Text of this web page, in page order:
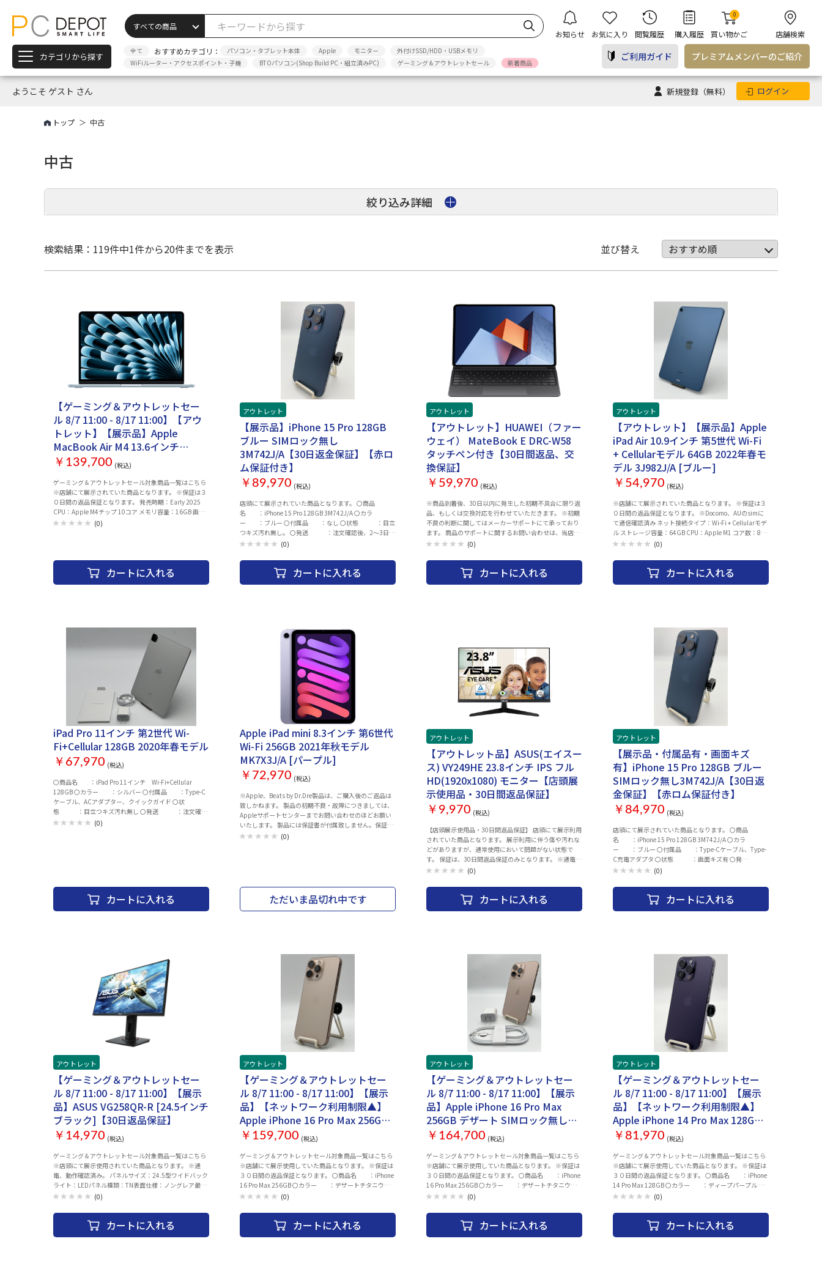
お知らせ お気に入り 閲覧履歴 購入履歴 買い物かご
0
店舗検索
カテゴリから探す 全て おすすめカテゴリ： パソコン・タブレット本体 Apple モニター
外付けSSD/HDD・USBメモリ
WiFiルーター・アクセスポイント・子機
BTOパソコン(Shop Build PC・組立済みPC) ゲーミング＆アウトレットセール 新着商品
ご利用ガイド プレミアム メンバーのご紹介
ようこそ ゲスト さん 新規登録 （無料） ログイン
トップ 中古
中古
絞り込み詳細
検索結果：119件中1件から20件までを表示 並び替え
【ゲーミング＆アウトレットセー
ル 8/7 11:00 - 8/17 11:00】【アウ
トレット】【展示品】Apple
MacBook Air M4 13.6インチ
Liquid Retinaディスプレイ
MC6T4J/A [スカイブルー]
￥139,700 (税込)
ゲーミング＆アウトレットセール対象商品一覧はこちら
※店舗にて展示されていた商品となります。 ※保証は３
０日間の返品保証となります。 発売時期：Early 2025
CPU：Apple M4チップ 10コア メモリ容量：16GB 画面
サイズ：13.6 インチ 解像度：2560x1664 ディスプレ
Thunderbolt4/USB4 Type-C x2 MagSafe 3 その他：Web
カメラ Touch ID 無線LAN：IEEE802.11a/b/g/n/ac/ax
Bluetooth：Bluetooth 5.3 幅x高さx奥行：
(0)
カートに入れる
アウトレット
【展示品】iPhone 15 Pro 128GB
ブルー SIMロック無し
3M742J/A【30日返金保証】【赤ロ
ム保証付き】
￥89,970 (税込)
店頭にて展示されていた商品となります。 〇商品
名 ：iPhone 15 Pro 128GB 3M742J/A 〇カラ
ー ：ブルー 〇付属品 ：なし 〇状態 ：目立
つキズ汚れ無し。 〇発送 ：注文確認後、2～3日以
内に発送 〇バッテリー：最大容量 90％以上(2026年7月
ロックなし 〇保証 ：1_ご注文と異なる商品が届い
た場合、または商品に 欠陥がある場合の
み商品到着から30日以内にご連絡 頂いた
ンチェック ・WI-FI、Bluetooth ・スピーカー ・カ
メラ（外部、インカメラ、FaceID） ・液晶、タッチ操
作 ・OSアップデート（ios26以上） ・電源、ボリュ
ーム、サイレントスイッチ ・初期化してお渡しいたしま
す。 ・ご利用の際は、充電を行ってからご利用くださ
い。お届け時のバッテリー残量に関しては保証致しかね
ます。 ・中古商品になりますので目立たないキズ等ござ
います予めご了承ください。 ・商品の特性上、商品個々
の状態（キズの程度、OSバージョン等）がありますが、
状態の確認のお問い合わせはお断りさせて頂いておりま
す。 ・こちらの商品につきましてはご購入後お客様ご都
合によりますご返品は一切お受けできませんので、ご購
入の際には必ずご希望の商品かどうかの確認をお願い致
します。 ・併売品につき、売り切れの際はご容赦くださ
い。 ・３０日間初期不具合保証、赤ロム保証を使用する
際は 納品書が必要となりますので大切に保管をお願い
(0)
カートに入れる
アウトレット
【アウトレット】HUAWEI（ファー
ウェイ） MateBook E DRC-W58
タッチペン付き【30日間返品、交
換保証】
￥59,970 (税込)
※商品到着後、30日以内に発生した初期不具合に限り返
品、もしくは交換対応を行わせていただきます。 ※初期
不良の判断に関してはメーカーサポートにて承っており
ます。 商品のサポートに関するお問い合わせは、当店か
らの納品書をご用意いただき、 下記サポートにご連絡く
営業時間：9:00-18:00 ※メーカー指定休業日および祝日
ご了承ください。 ※代金引換払いでのご注文は承ってお
プ：INTEL IRIS XE OS：Windows 11 Home Office詳細：
なし 駆動時間：15時間 インターフェース：
Thunderbolt4 Type-C、 その他：Webカメラ
Bluetooth5.1 生体認証：指紋認証 無線LAN：Wi-Fi 6
(11ax) 重量：約709g 幅x高さx奥行：286.5x7.99x184.7
mm カラー：ネビュラグレー
(0)
カートに入れる
アウトレット
【アウトレット】【展示品】Apple
iPad Air 10.9インチ 第5世代 Wi-Fi
+ Cellularモデル 64GB 2022年春モ
デル 3J982J/A [ブルー]
￥54,970 (税込)
※店舗にて展示されていた商品となります。 ※保証は３
０日間の返品保証となります。 ※Docomo、AUのsimに
て通信確認済み ネット接続タイプ：Wi-Fi + Cellularモデ
ル ストレージ容量：64GB CPU：Apple M1 コア数：8コ
ア 本体インターフェイス：USB Type-C 生体認証：指紋
間 ビデオ再生:10時間 センサー：加速度センサー 3軸ジ
ャイロ 環境光センサー デジタルコンパス 気圧計 画面サ
イズ：10.9 インチ 画面種類：Liquid Retinaディスプレ
1200 万画素 フルHD動画撮影：○ マイク：○ Dolby
Atmos：○ 重量：461g 幅x高さx奥行：178.5x6.1x247.6
(0)
カートに入れる
iPad Pro 11インチ 第2世代 Wi-
Fi+Cellular 128GB 2020年春モデル
￥67,970 (税込)
〇商品名 ：iPad Pro 11インチ Wi-Fi+Cellular
128GB 〇カラー ：シルバー 〇付属品 ：Type-C
ケーブル、ACアダプター、クイックガイド 〇状
態 ：目立つキズ汚れ無し 〇発送 ：注文確認
後、2～3営業日以内に発送 〇その他 ：バッテリー最
補足 ・以下の動作チェック済みとなります。 ※動作確認
項目 ・電源・アクティベーションチェック ・WI-
FI、Bluetooth ・スピーカー ・カメラ（外部、イン
残量に関しては保証致しかねます。 ・中古商品になりま
すので目立たないキズ等ございます予めご了承くださ
い。 ・商品の特性上、商品個々の状態（キズの程度、
OSバージョン等）がありますが、状態の確認のお問い合
わせはお断りさせて頂いております。 ・こちらの商品に
つきましてはご購入後お客様ご都合によりますご返品は
一切お受けできませんので、ご購入の際には必ずご希望
の商品かどうかの確認をお願い致します。 ・併売品につ
き、売り切れの際はご容赦ください。 ・３０日間初期不
具合保証を使用する際は 納品書が必要となりますので
大切に保管をお願い致します。
(0)
カートに入れる
Apple iPad mini 8.3インチ 第6世代
Wi-Fi 256GB 2021年秋モデル
MK7X3J/A [パープル]
￥72,970 (税込)
※Apple、Beats by Dr.Dre製品は、ご購入後のご返品は
致しかねます。 製品の初期不良・故障につきましては、
Appleサポートセンターまでお問い合わせのほどお願い
いたします。 製品には保証書が付属致しません。保証の
際には、納品書（購入証明書）が必要となりますので、
リチウムポリマー Wi-Fi通信:10時間 ビデオ再生:10時間
センサー：加速度センサー 3軸ジャイロ 環境光センサー
デジタルコンパス 気圧計 画面サイズ：8.3 インチ 画面種
ラ 前面カメラ画像数：1200 万画素 フルHD動画撮影：○
マイク：○ Dolby Atmos：○ 重量：293g 幅x高さx奥
行：134.8x6.3x195.4 mm カラー：パープル
(0)
ただいま品切れ中です
アウトレット
【アウトレット品】ASUS(エイスー
ス) VY249HE 23.8インチ IPS フル
HD(1920x1080) モニター【店頭展
示使用品・30日間返品保証】
￥9,970 (税込)
【店頭展示使用品・30日間返品保証】 店頭にて展示利用
されていた商品となります。 展示利用に伴う傷や汚れな
どがありますが、通常使用において問題がない状態で
す。 保証は、30日間返品保証のみとなります。 ※通電・
動作確認、クリーニング済み。 ※商品個別の状態などご
像度：フルHD(1920x1080)ドットピッチ：0.2745mm
パネル種類：IPS表面処理：非光沢メーカー保証：なし本
体カラー：ブラック付属品：HDMIケーブル、電源コー
(0)
カートに入れる
アウトレット
【展示品・付属品有・画面キズ
有】iPhone 15 Pro 128GB ブルー
SIMロック無し3M742J/A【30日返
金保証】【赤ロム保証付き】
￥84,970 (税込)
店頭にて展示されていた商品となります。 〇商品
名 ：iPhone 15 Pro 128GB 3M742J/A 〇カラ
ー ：ブルー 〇付属品 ：Type-Cケーブル、Type-
C充電アダプタ 〇状態 ：画面キズ有 〇発
送 ：注文確認後、2～3日以内に発送 〇バッテリ
他 ：ネットワーク制限（ー） SIMロックなし 〇保
証 ：1_ご注文と異なる商品が届いた場合、または
商品に 欠陥がある場合のみ商品到着から
ズがございます。 ・以下の動作チェック済みとなりま
す。 ※動作確認項目 ・電源・アクティベーションチェ
ック ・WI-FI、Bluetooth ・スピーカー ・カメラ
（外部、インカメラ、FaceID） ・液晶、タッチ操作
・OSアップデート（ios26以上） ・電源、ボリュー
ム、サイレントスイッチ ・初期化してお渡しいたしま
す。 ・ご利用の際は、充電を行ってからご利用くださ
い。お届け時のバッテリー残量に関しては保証致しかね
ます。 ・中古商品になりますので目立たないキズ等ござ
います予めご了承ください。 ・商品の特性上、商品個々
の状態（キズの程度、OSバージョン等）がありますが、
状態の確認のお問い合わせはお断りさせて頂いておりま
す。 ・こちらの商品につきましてはご購入後お客様ご都
合によりますご返品は一切お受けできませんので、ご購
入の際には必ずご希望の商品かどうかの確認をお願い致
します。 ・併売品につき、売り切れの際はご容赦くださ
い。 ・３０日間初期不具合保証、赤ロム保証を使用する
際は 納品書が必要となりますので大切に保管をお願い
致します。
(0)
カートに入れる
アウトレット
【ゲーミング＆アウトレットセー
ル 8/7 11:00 - 8/17 11:00】【展示
品】ASUS VG258QR-R [24.5インチ
ブラック]【30日返品保証】
￥14,970 (税込)
ゲーミング＆アウトレットセール対象商品一覧はこちら
※店頭にて展示使用されていた商品となります。 ※通
電、動作確認済み。 パネルサイズ：24.5型ワイドバック
ライト：LEDパネル種類：TN表面仕様：ノングレア最大
解像度：1920×1080リフレッシュレート (最大)：
160°最大輝度：400cd/m2コントラスト比：最大
100000000：1応答速度 (グレー→グレー)：0.5 ms (最
小値)/ 1ms最大表示色：約1677万色水平/垂直(アナロ
(0)
カートに入れる
アウトレット
【ゲーミング＆アウトレットセー
ル 8/7 11:00 - 8/17 11:00】【展示
品】【ネットワーク利用制限▲】
Apple iPhone 16 Pro Max 256GB
デザート SIMロック無し 3N530J/A
付属品付き【30日返金保証】【赤
ロム保証付き】
￥159,700 (税込)
ゲーミング＆アウトレットセール対象商品一覧はこちら
※店舗にて展示使用していた商品となります。 ※保証は
３０日間の返品保証となります。 〇商品名 ：iPhone
16 Pro Max 256GB 〇カラー ：デザートチタニウム
〇付属品 ：ACアダプター、ACケーブル 〇状
なる程度） 〇発送 ：注文確認後、2～3営業日以内
に発送 〇その他 ：ネットワーク制限（▲）SIMロッ
クなし バッテリー最大容量100％（2026年08月05日時
(0)
カートに入れる
アウトレット
【ゲーミング＆アウトレットセー
ル 8/7 11:00 - 8/17 11:00】【展示
品】Apple iPhone 16 Pro Max
256GB デザート SIMロック無し
3N530J/A 付属品付き【30日返金保
証】【赤ロム保証付き】
￥164,700 (税込)
ゲーミング＆アウトレットセール対象商品一覧はこちら
※店舗にて展示使用していた商品となります。 ※保証は
３０日間の返品保証となります。 〇商品名 ：iPhone
16 Pro Max 256GB 〇カラー ：デザートチタニウム
〇付属品 ：ACアダプター、ACケーブル 〇状
なる程度） 〇発送 ：注文確認後、2～3営業日以内
に発送 〇その他 ：ネットワーク制限（ー）SIMロッ
クなし バッテリー最大容量100％（2026年08月05日時
(0)
カートに入れる
アウトレット
【ゲーミング＆アウトレットセー
ル 8/7 11:00 - 8/17 11:00】【展示
品】【ネットワーク利用制限▲】
Apple iPhone 14 Pro Max 128GB
ディープパープル SIMロック無し
3L314J/A 付属品付き【30日返金保
証】【赤ロム保証付き】
￥81,970 (税込)
ゲーミング＆アウトレットセール対象商品一覧はこちら
※店舗にて展示使用していた商品となります。 ※保証は
３０日間の返品保証となります。 〇商品名 ：iPhone
14 Pro Max 128GB 〇カラー ：ディープパープル 〇
付属品 ：ACアダプター、ACケーブル 〇状
なる程度） 〇発送 ：注文確認後、2～3営業日以内
に発送 〇その他 ：ネットワーク制限（▲）SIMロッ
クなし バッテリー最大容量98％（2026年08月05日時
(0)
カートに入れる